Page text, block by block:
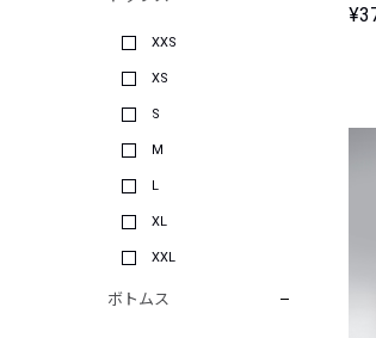
XXS
XS
S
M
L
XL
XXL
ボトムス